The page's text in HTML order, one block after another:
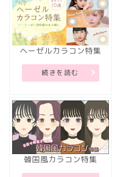
ヘーゼルカラコン特集
続きを読む
韓国風カラコン特集